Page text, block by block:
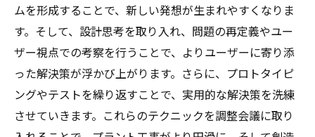
ムを形成することで、新しい発想が生まれやすくなりま
す。そして、設計思考を取り入れ、問題の再定義やユー
ザー視点での考察を行うことで、よりユーザーに寄り添
った解決策が浮かび上がります。さらに、プロトタイピ
ングやテストを繰り返すことで、実用的な解決策を洗練
させていきます。これらのテクニックを調整会議に取り